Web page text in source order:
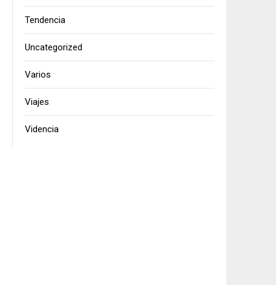
Tendencia
Uncategorized
Varios
Viajes
Videncia